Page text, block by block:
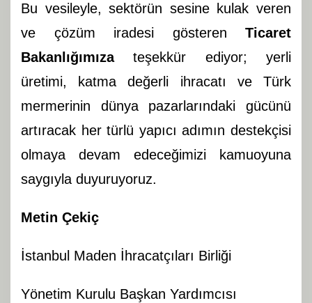
Bu vesileyle, sektörün sesine kulak veren
ve çözüm iradesi gösteren Ticaret
Bakanlığımızateşekkür ediyor; yerli
üretimi, katma değerli ihracatı ve Türk
mermerinin dünya pazarlarındaki gücünü
artıracak her türlü yapıcı adımın destekçisi
olmaya devam edeceğimizi kamuoyuna
saygıyla duyuruyoruz.
Metin Çekiç
İstanbul Maden İhracatçıları Birliği
Yönetim Kurulu Başkan Yardımcısı